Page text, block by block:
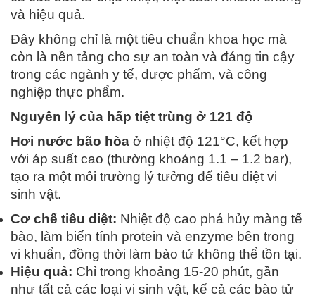
và hiệu quả.
Đây không chỉ là một tiêu chuẩn khoa học mà
còn là nền tảng cho sự an toàn và đáng tin cậy
trong các ngành y tế, dược phẩm, và công
nghiệp thực phẩm.
Nguyên lý của hấp tiệt trùng ở 121 độ
Hơi nước bão hòa ở nhiệt độ 121°C, kết hợp
với áp suất cao (thường khoảng 1.1 – 1.2 bar),
tạo ra một môi trường lý tưởng để tiêu diệt vi
sinh vật.
Cơ chế tiêu diệt: Nhiệt độ cao phá hủy màng tế
bào, làm biến tính protein và enzyme bên trong
vi khuẩn, đồng thời làm bào tử không thể tồn tại.
Hiệu quả: Chỉ trong khoảng 15-20 phút, gần
như tất cả các loại vi sinh vật, kể cả các bào tử